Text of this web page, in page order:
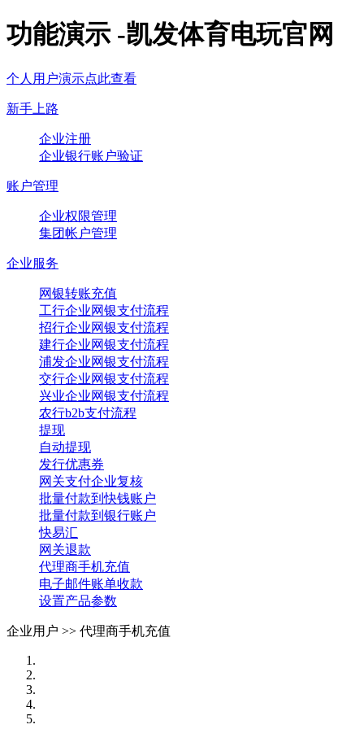
功能演示 -凯发体育电玩官网
个人用户演示点此查看
新手上路
企业注册
企业银行账户验证
账户管理
企业权限管理
集团帐户管理
企业服务
网银转账充值
工行企业网银支付流程
招行企业网银支付流程
建行企业网银支付流程
浦发企业网银支付流程
交行企业网银支付流程
兴业企业网银支付流程
农行b2b支付流程
提现
自动提现
发行优惠券
网关支付企业复核
批量付款到快钱账户
批量付款到银行账户
快易汇
网关退款
代理商手机充值
电子邮件账单收款
设置产品参数
企业用户 >> 代理商手机充值